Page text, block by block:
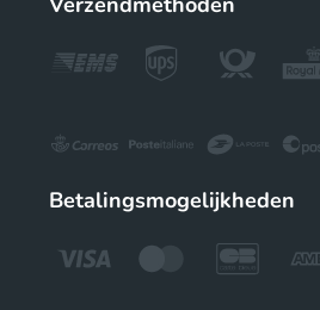
Betalingsmogelijkheden